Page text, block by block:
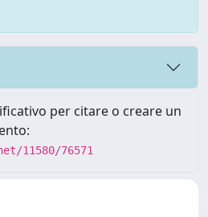
per citare o creare un
11580/76571